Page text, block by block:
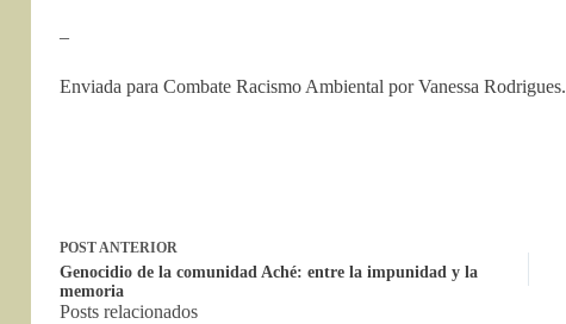
–
Enviada para Combate Racismo Ambiental por Vanessa Rodrigues.
POSTANTERIOR
Genocidio de la comunidad Aché: entre la impunidad y la
memoria
Posts relacionados